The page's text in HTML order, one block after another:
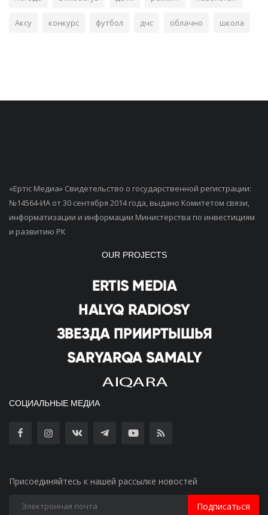
Аксу конкурс футбол дчс облачно школа
«Ертiс Медиа» Свидетельство о государственной регистрации:
№14564-ИА от 30 сентября 2014 года, выдано Комитетом связи,
информатизации и информации Министерства по инвестициям
и развитию РК
OUR PROJECTS
СОЦИАЛЬНЫЕ МЕДИА
Присоединяйтесь к нашей рассылке новостей
Подписаться